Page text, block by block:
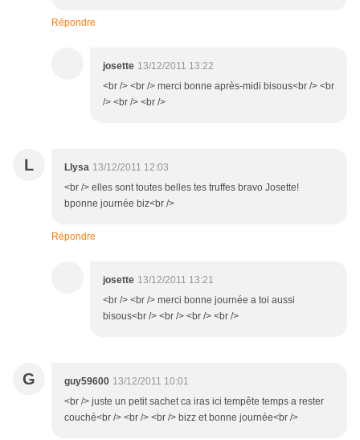
Répondre
josette 13/12/2011 13:22
<br /> <br /> merci bonne après-midi bisous<br /> <br
/> <br /> <br />
L Llysa 13/12/2011 12:03
<br /> elles sont toutes belles tes truffes bravo Josette!
bponne journée biz<br />
Répondre
josette 13/12/2011 13:21
<br /> <br /> merci bonne journée a toi aussi
bisous<br /> <br /> <br /> <br />
G guy59600 13/12/2011 10:01
<br /> juste un petit sachet ca iras ici tempête temps a rester
couché<br /> <br /> <br /> bizz et bonne journée<br />